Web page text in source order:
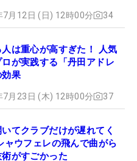
7月12日 (日) 12時00分 34
人は重心が高すぎた！ 人気
が実践する「丹田アドレ
効果
7月23日 (木) 12時00分 37
てクラブだけが遅れてく
ウフェレの飛んで曲がら
がすごかった